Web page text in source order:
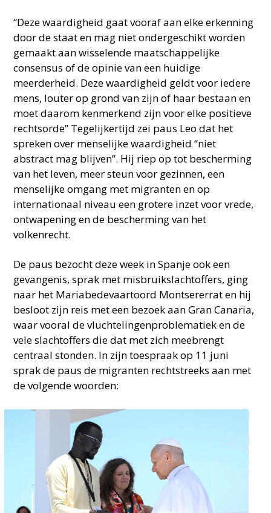
“Deze waardigheid gaat vooraf aan elke erkenning
door de staat en mag niet ondergeschikt worden
gemaakt aan wisselende maatschappelijke
consensus of de opinie van een huidige
meerderheid. Deze waardigheid geldt voor iedere
mens, louter op grond van zijn of haar bestaan en
moet daarom kenmerkend zijn voor elke positieve
rechtsorde” Tegelijkertijd zei paus Leo dat het
spreken over menselijke waardigheid “niet
abstract mag blijven”. Hij riep op tot bescherming
van het leven, meer steun voor gezinnen, een
menselijke omgang met migranten en op
internationaal niveau een grotere inzet voor vrede,
ontwapening en de bescherming van het
volkenrecht.
De paus bezocht deze week in Spanje ook een
gevangenis, sprak met misbruikslachtoffers, ging
naar het Mariabedevaartoord Montsererrat en hij
besloot zijn reis met een bezoek aan Gran Canaria,
waar vooral de vluchtelingenproblematiek en de
vele slachtoffers die dat met zich meebrengt
centraal stonden. In zijn toespraak op 11 juni
sprak de paus de migranten rechtstreeks aan met
de volgende woorden: